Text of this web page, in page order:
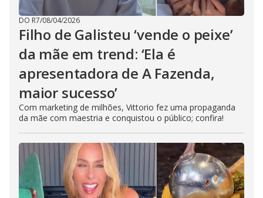
DO R7/08/04/2026
Filho de Galisteu ‘vende o peixe’
da mãe em trend: ‘Ela é
apresentadora de A Fazenda,
maior sucesso’
Com marketing de milhões, Vittorio fez uma propaganda
da mãe com maestria e conquistou o público; confira!